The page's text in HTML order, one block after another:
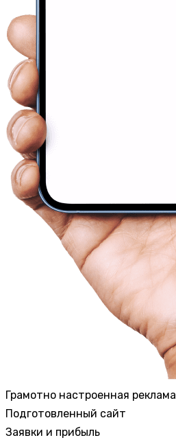
Грамотно настроенная реклама
Подготовленный сайт
Заявки и прибыль